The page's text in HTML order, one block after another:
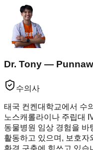
Dr. Tony —
수의사
태국 컨켄대학교에서 수
노스캐롤라이나 주립대
동물병원 임상 경험을 바
활동하고 있으며, 보호자
환경 구축에 힘쓰고 있습